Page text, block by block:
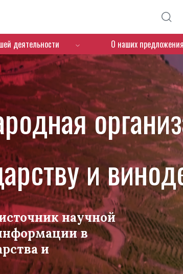
деятельности О наших
и
научной
в
и